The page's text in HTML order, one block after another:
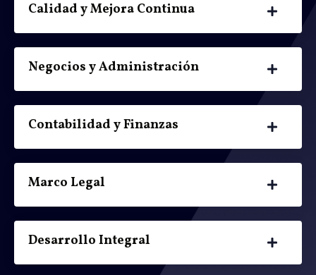
Calidad y Mejora Continua
Negocios y Administración
Contabilidad y Finanzas
Marco Legal
Desarrollo Integral